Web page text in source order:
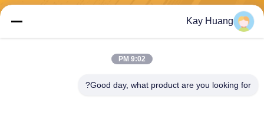
Kay Huang
9:02 PM
Good day, what product are you looking for?